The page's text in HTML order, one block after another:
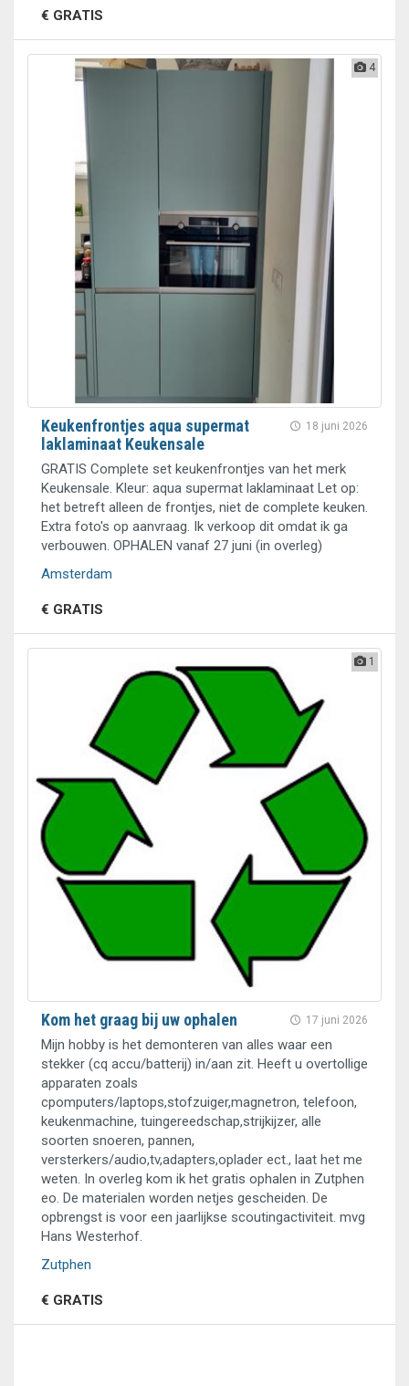
€ GRATIS
4
18 juni 2026
Keukenfrontjes aqua supermat
laklaminaat Keukensale
GRATIS Complete set keukenfrontjes van het merk
Keukensale. Kleur: aqua supermat laklaminaat Let op:
het betreft alleen de frontjes, niet de complete keuken.
Extra foto's op aanvraag. Ik verkoop dit omdat ik ga
verbouwen. OPHALEN vanaf 27 juni (in overleg)
Amsterdam
€ GRATIS
1
17 juni 2026
Kom het graag bij uw ophalen
Mijn hobby is het demonteren van alles waar een
stekker (cq accu/batterij) in/aan zit. Heeft u overtollige
apparaten zoals
cpomputers/laptops,stofzuiger,magnetron, telefoon,
keukenmachine, tuingereedschap,strijkijzer, alle
soorten snoeren, pannen,
versterkers/audio,tv,adapters,oplader ect., laat het me
weten. In overleg kom ik het gratis ophalen in Zutphen
eo. De materialen worden netjes gescheiden. De
opbrengst is voor een jaarlijkse scoutingactiviteit. mvg
Hans Westerhof.
Zutphen
€ GRATIS